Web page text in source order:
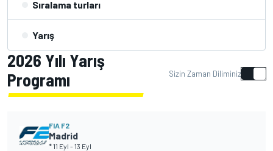
Sıralama turları
Yarış
2026 Yılı Yarış
Programı
Sizin Zaman Diliminiz
FIA F2
Madrid
* 11 Eyl -13 Eyl